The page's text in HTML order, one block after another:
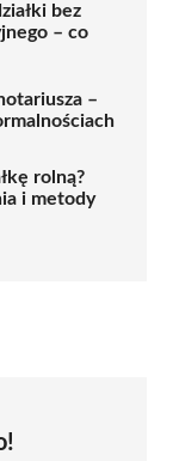
bez
– co
–
rolną?
i metody